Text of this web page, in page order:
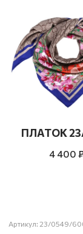
ПЛАТОК
4 400
Артикул: 23/0549/